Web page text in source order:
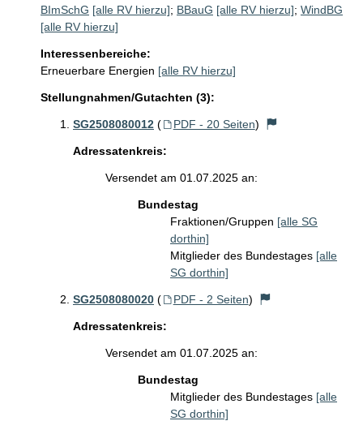
BImSchG [alle RV hierzu]; BBauG [alle RV hierzu]; WindBG
[alle RV hierzu]
Interessenbereiche:
Erneuerbare Energien [alle RV hierzu]
Stellungnahmen/Gutachten (3):
SG2508080012 ( PDF - 20 Seiten)
Adressatenkreis:
Versendet am 01.07.2025 an:
Bundestag
Fraktionen/Gruppen [alle SG
dorthin]
Mitglieder des Bundestages [alle
SG dorthin]
SG2508080020 ( PDF - 2 Seiten)
Adressatenkreis:
Versendet am 01.07.2025 an:
Bundestag
Mitglieder des Bundestages [alle
SG dorthin]